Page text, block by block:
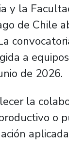
y la
de Chile
a
de 2026.
la
o